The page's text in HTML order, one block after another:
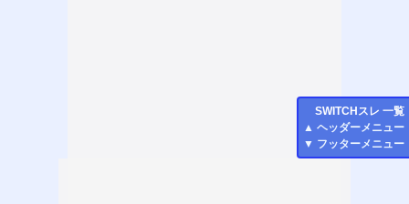
SWITCH スレ 一覧
▲ ヘッダーメニュー
▼ フッターメニュー